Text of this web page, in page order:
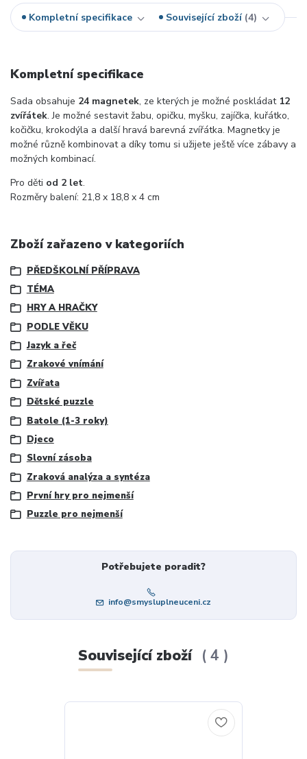
Kompletní specifikace Související zboží 4
Kompletní specifikace
Sada obsahuje 24 magnetek, ze kterých je možné poskládat12
zvířátek. Je možné sestavit žabu, opičku, myšku, zajíčka, kuřátko,
kočičku, krokodýla a další hravá barevná zvířátka. Magnetky je
možné různě kombinovat a díky tomu si užijete ještě více zábavy a
možných kombinací.
Pro děti od 2 let.
Rozměry balení: 21,8 x 18,8 x 4 cm
Zboží zařazeno v kategoriích
PŘEDŠKOLNÍ PŘÍPRAVA
TÉMA
HRY A HRAČKY
PODLE VĚKU
Jazyk a řeč
Zrakové vnímání
Zvířata
Dětské puzzle
Batole (1-3 roky)
Djeco
Slovní zásoba
Zraková analýza a syntéza
První hry pro nejmenší
Puzzle pro nejmenší
Potřebujete poradit?
info@smysluplneuceni.cz
Související zboží 4